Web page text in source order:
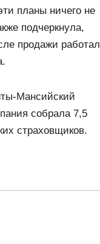
планы ничего не
подчеркнула,
продажи работал
Мансийский
собрала 7,5
страховщиков.